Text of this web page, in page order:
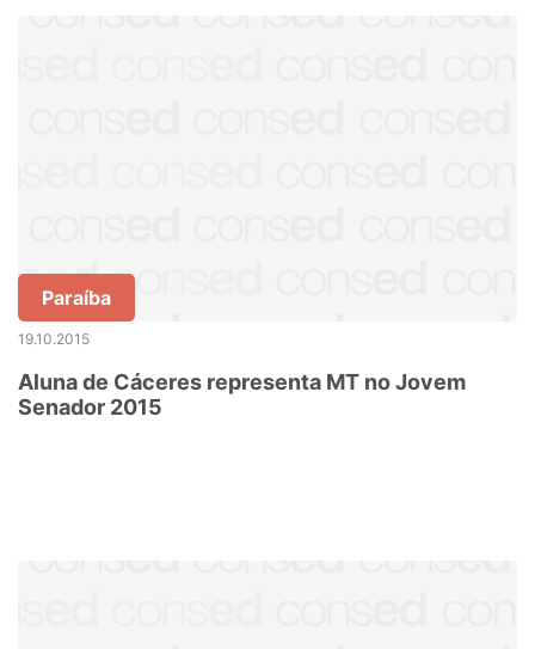
Paraíba
19.10.2015
Aluna de Cáceres representa MT no Jovem
Senador 2015